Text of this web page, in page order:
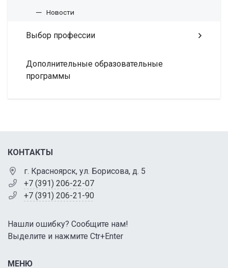
Новости
Выбор профессии
Дополнительные образовательные
программы
КОНТАКТЫ
г. Красноярск, ул. Борисова, д. 5
+7 (391) 206-22-07
+7 (391) 206-21-90
Нашли ошибку? Сообщите нам!
Выделите и нажмите Ctr+Enter
МЕНЮ